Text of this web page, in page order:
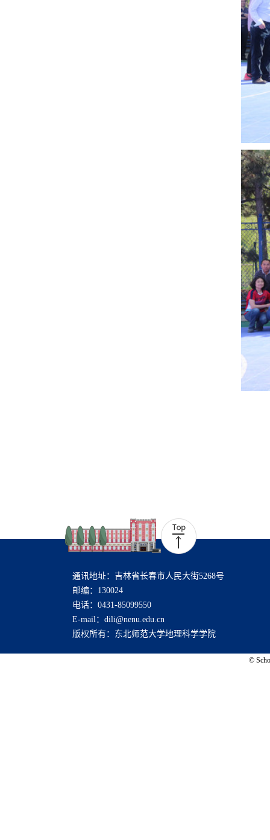
通讯地址：吉林省长春市人民大街5268号
邮编：130024
电话：0431-85099550
E-mail：dili@nenu.edu.cn
版权所有：东北师范大学地理科学学院
©